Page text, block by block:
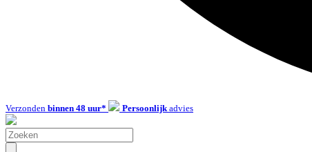
Verzonden binnen 48 uur* Persoonlijkadvies